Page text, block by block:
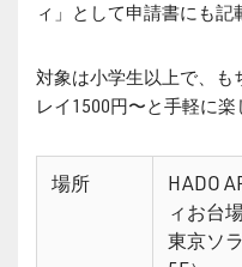
ィ」として申請書にも記
対象は小学生以上で、も
レイ1500円〜と手軽に楽
場所
HADO
ィお台
東京ソ